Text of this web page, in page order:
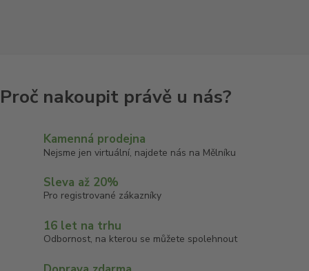
Kamenná prodejna
Nejsme jen virtuální, najdete nás na Mělníku
Sleva až 20%
Pro registrované zákazníky
16 let na trhu
Odbornost, na kterou se můžete spolehnout